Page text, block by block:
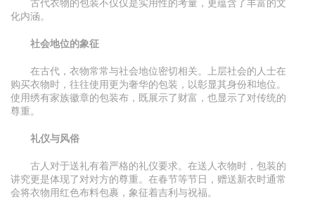
古代衣物的包装不仅仅是实用性的考量，更蕴含了丰富的文
化内涵。
社会地位的象征
在古代，衣物常常与社会地位密切相关。上层社会的人士在
购买衣物时，往往使用更为奢华的包装，以彰显其身份和地位。
使用绣有家族徽章的包装布，既展示了财富，也显示了对传统的
尊重。
礼仪与风俗
古人对于送礼有着严格的礼仪要求。在送人衣物时，包装的
讲究更是体现了对对方的尊重。在春节等节日，赠送新衣时通常
会将衣物用红色布料包裹，象征着吉利与祝福。